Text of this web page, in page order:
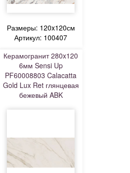
Размеры: 120x120см
Артикул: 100407
Керамогранит 280x120
6мм Sensi Up
PF60008803 Calacatta
Gold Lux Ret глянцевая
бежевый ABK